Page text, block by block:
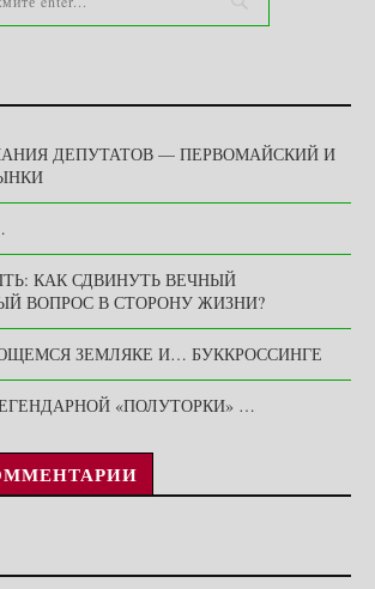
ДЕПУТАТОВ — ПЕРВОМАЙСКИЙ И
КАК СДВИНУТЬ ВЕЧНЫЙ
ВОПРОС В СТОРОНУ ЖИЗНИ?
ЗЕМЛЯКЕ И… БУККРОССИНГЕ
«ПОЛУТОРКИ» …